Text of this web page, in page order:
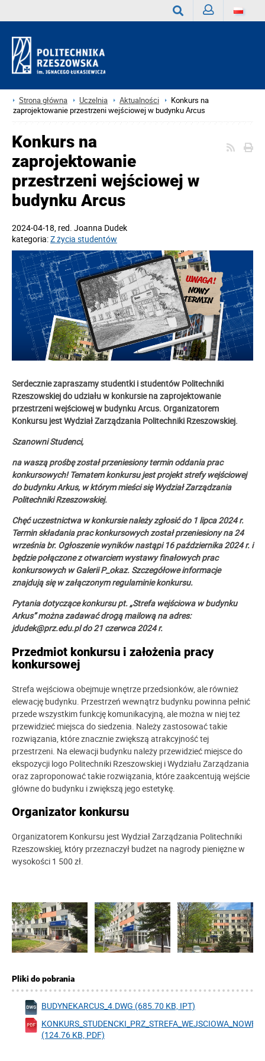
Strona główna Uczelnia Aktualności
Konkurs na
zaprojektowanie przestrzeni wejściowej w budynku Arcus
Konkurs na
zaprojektowanie
przestrzeni wejściowej w
budynku Arcus
2024-04-18, red. Joanna Dudek
kategoria:Z życia studentów
Serdecznie zapraszamy studentki i studentów Politechniki
Rzeszowskiej do udziału w konkursie na zaprojektowanie
przestrzeni wejściowej w budynku Arcus. Organizatorem
Konkursu jest Wydział Zarządzania Politechniki Rzeszowskiej.
Szanowni Studenci,
na waszą prośbę został przeniesiony termin oddania prac
konkursowych! Tematem konkursu jest projekt strefy wejściowej
do budynku Arkus, w którym mieści się Wydział Zarządzania
Politechniki Rzeszowskiej.
Chęć uczestnictwa w konkursie należy zgłosić do 1 lipca 2024 r.
Termin składania prac konkursowych został przeniesiony na 24
września br. Ogłoszenie wyników nastąpi 16 października 2024 r. i
będzie połączone z otwarciem wystawy finałowych prac
konkursowych w Galerii P_okaz. Szczegółowe informacje
znajdują się w załączonym regulaminie konkursu.
Pytania dotyczące konkursu pt. „Strefa wejściowa w budynku
Arkus” można zadawać drogą mailową na adres:
jdudek@prz.edu.pl do 21 czerwca 2024 r.
Przedmiot konkursu i założenia pracy
konkursowej
Strefa wejściowa obejmuje wnętrze przedsionków, ale również
elewację budynku. Przestrzeń wewnątrz budynku powinna pełnić
przede wszystkim funkcję komunikacyjną, ale można w niej też
przewidzieć miejsca do siedzenia. Należy zastosować takie
rozwiązania, które znacznie zwiększą atrakcyjność tej
przestrzeni. Na elewacji budynku należy przewidzieć miejsce do
ekspozycji logo Politechniki Rzeszowskiej i Wydziału Zarządzania
oraz zaproponować takie rozwiązania, które zaakcentują wejście
główne do budynku i zwiększą jego estetykę.
Organizator konkursu
Organizatorem Konkursu jest Wydział Zarządzania Politechniki
Rzeszowskiej, który przeznaczył budżet na nagrody pieniężne w
wysokości 1 500 zł.
Pliki do pobrania
BUDYNEKARCUS_4.DWG (685.70 KB, IPT)
(124.76 KB, PDF)